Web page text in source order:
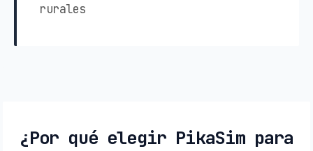
rurales
¿Por qué elegir PikaSim para